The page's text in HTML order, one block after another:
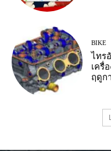
BIKE
ไทร
เครื่
ฤดูก